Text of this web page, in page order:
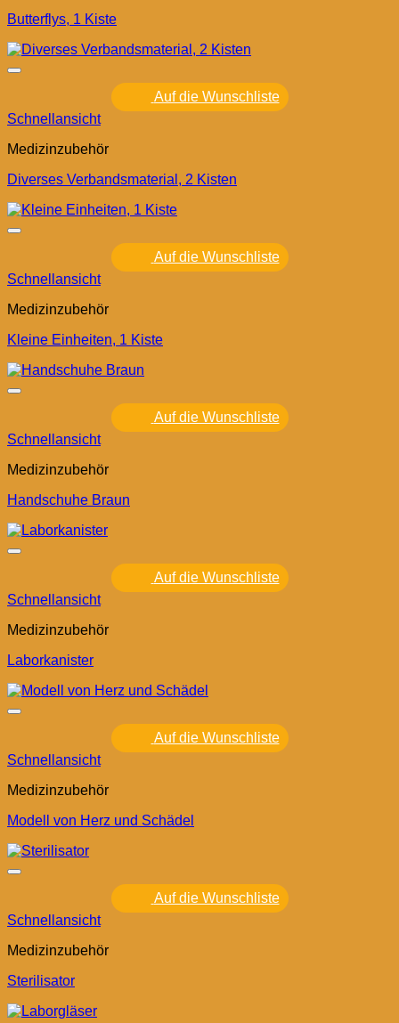
Butterflys, 1 Kiste
Auf die Wunschliste
Schnellansicht
Medizinzubehör
Diverses Verbandsmaterial, 2 Kisten
Auf die Wunschliste
Schnellansicht
Medizinzubehör
Kleine Einheiten, 1 Kiste
Auf die Wunschliste
Schnellansicht
Medizinzubehör
Handschuhe Braun
Auf die Wunschliste
Schnellansicht
Medizinzubehör
Laborkanister
Auf die Wunschliste
Schnellansicht
Medizinzubehör
Modell von Herz und Schädel
Auf die Wunschliste
Schnellansicht
Medizinzubehör
Sterilisator